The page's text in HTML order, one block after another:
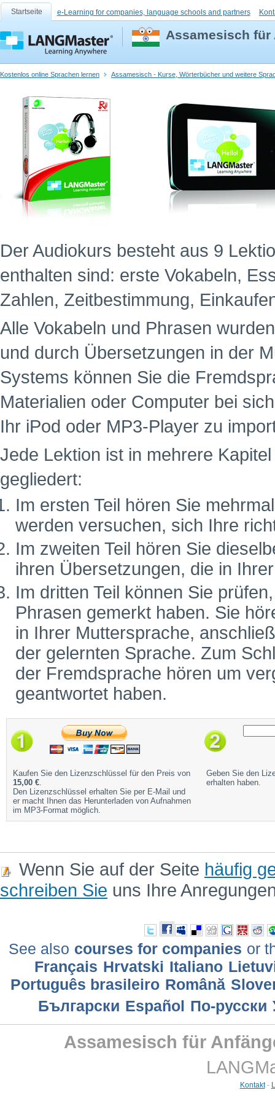
Startseite e-Learning for companies, language schools and partners
Assamesisch für
Kostenlos online Sprachen lernen Assamesisch - Kurse, Wörterbücher und weitere
Der Audiokurs besteht aus 9
enthalten sind: erste Vokabeln,
Zahlen, Zeitbestimmung,
Alle Vokabeln und Phrasen
und durch Übersetzungen in der
Systems können Sie die
Materialien oder Computer bei
Ihr iPod oder MP3-Player zu
Jede Lektion ist in mehrere
gegliedert:
Im ersten Teil hören Sie
werden versuchen, sich Ihre
Im zweiten Teil hören Sie
ihren Übersetzungen, die in
Im dritten Teil können Sie
Phrasen gemerkt haben. Sie
in Ihrer Muttersprache,
der gelernten Sprache. Zum
der Fremdsprache hören um
geantwortet haben.
Kaufen Sie den Lizenzschlüssel für den Preis von
15,00 €.
Den Lizenzschlüssel erhalten Sie per E-Mail und
er macht Ihnen das Herunterladen von Aufnahmen
im MP3-Format möglich.
Geben Sie den
erhalten haben.
Wenn Sie auf der Seite häufig
schreiben Sie uns Ihre
See also courses for companies or
Français Hrvatski Italiano
Português brasileiro Română
Български Еspañol По-русски
Assamesisch für
Kontakt-